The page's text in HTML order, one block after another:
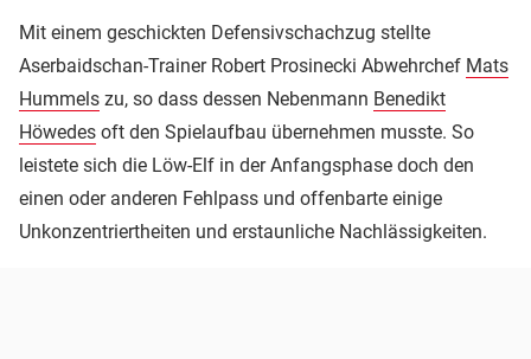
Mit einem geschickten Defensivschachzug stellte
Aserbaidschan-Trainer Robert Prosinecki Abwehrchef Mats
Hummels zu, so dass dessen Nebenmann Benedikt
Höwedes oft den Spielaufbau übernehmen musste. So
leistete sich die Löw-Elf in der Anfangsphase doch den
einen oder anderen Fehlpass und offenbarte einige
Unkonzentriertheiten und erstaunliche Nachlässigkeiten.